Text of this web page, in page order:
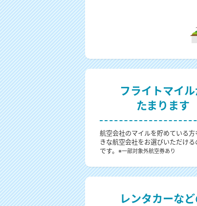
フライトマイ
たまります
航空会社のマイルを貯めている方
きな航空会社をお選びいただける
です。 ※一部対象外航空券あり
レンタカーな